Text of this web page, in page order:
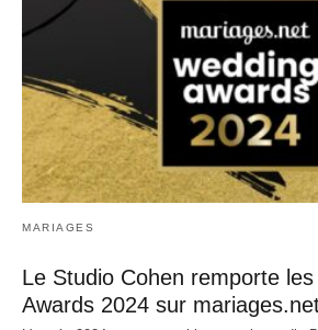
MARIAGES
Le Studio Cohen remporte
Awards 2024 sur